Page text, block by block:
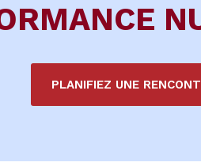
PLANIFIEZ UNE